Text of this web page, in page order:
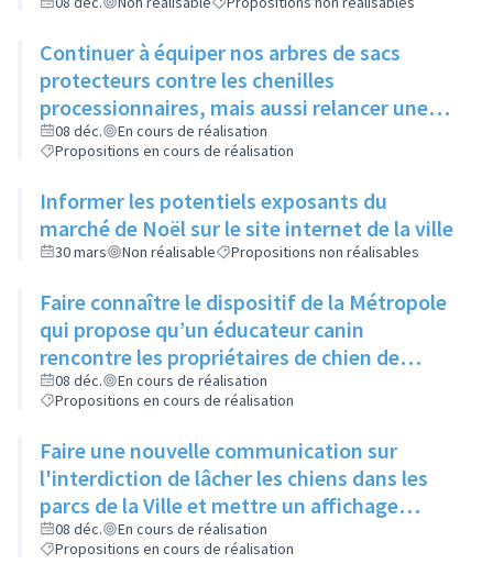
animaux
Continuer à équiper nos arbres de sacs
protecteurs contre les chenilles
processionnaires, mais aussi relancer une
communication sur leur utilité, leur
importance et l’intérêt commun de ne pas y
toucher
08 déc.
En cours de réalisation
Propositions en cours de réalisation
Informer les potentiels exposants du
marché de Noël sur le site internet de la ville
30 mars Non réalisable Propositions non réalisables
Faire connaître le dispositif de la Métropole
qui propose qu’un éducateur canin
rencontre les propriétaires de chien de
moins d’un an pour leur expliquer les
principaux signaux, via un article dans le
Rilliard et/ou le Facebook de la ville
08 déc.
En cours de réalisation
Propositions en cours de réalisation
Faire une nouvelle communication sur
l'interdiction de lâcher les chiens dans les
parcs de la Ville et mettre un affichage
mentionnant l'arrêté municipal à l'entrée de
chaque parc
08 déc.
En cours de réalisation
Propositions en cours de réalisation